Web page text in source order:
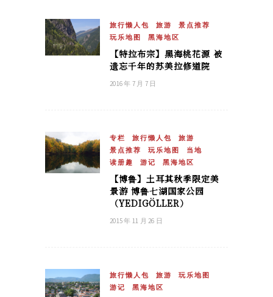
旅行懒人包 旅游
景点推荐
玩乐地图
黑海地区
【特拉布宗】黑海桃花源 被
遗忘千年的苏美拉修道院
2016 年 7 月 7 日
专栏 旅行懒人包
旅游
景点推荐
玩乐地图
当地
读册趣
游记 黑海地区
【博鲁】土耳其秋季限定美
景游 博鲁七湖国家公园
（YEDIGÖLLER）
2015 年 11 月 26 日
旅行懒人包 旅游
玩乐地图
游记
黑海地区